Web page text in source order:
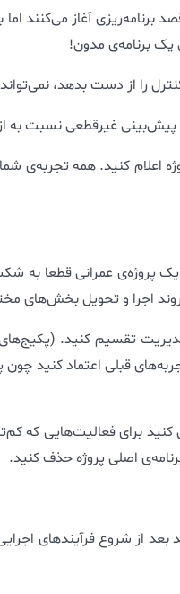
برنامه‌ریزی آغاز می‌کنند
برنامه‌ی مدون!
را از دست بدهد،
غیرقطعی نسبت به
یک پروژه‌ی عمرانی قطعا
اجرا و تحویل بخش‌های
تقسیم کنید.
قبلی اعتماد کنید
برای فعالیت‌هایی که
اصلی پروژه حذف کنید.
بعد از شروع فرآیندهای